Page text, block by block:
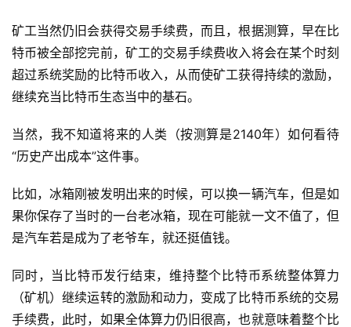
矿工当然仍旧会获得交易手续费，而且，根据测算，早在比
特币被全部挖完前，矿工的交易手续费收入将会在某个时刻
超过系统奖励的比特币收入，从而使矿工获得持续的激励，
继续充当比特币生态当中的基石。
当然，我不知道将来的人类（按测算是2140年）如何看待
“历史产出成本”这件事。
比如，冰箱刚被发明出来的时候，可以换一辆汽车，但是如
果你保存了当时的一台老冰箱，现在可能就一文不值了，但
是汽车若是成为了老爷车，就还挺值钱。
同时，当比特币发行结束，维持整个比特币系统整体算力
（矿机）继续运转的激励和动力，变成了比特币系统的交易
手续费，此时，如果全体算力仍旧很高，也就意味着整个比